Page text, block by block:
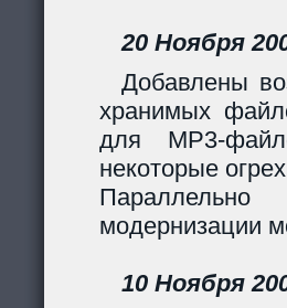
20 Ноября
Добавлены
хранимых
для MP3-
некоторые
модернизации
10 Ноября